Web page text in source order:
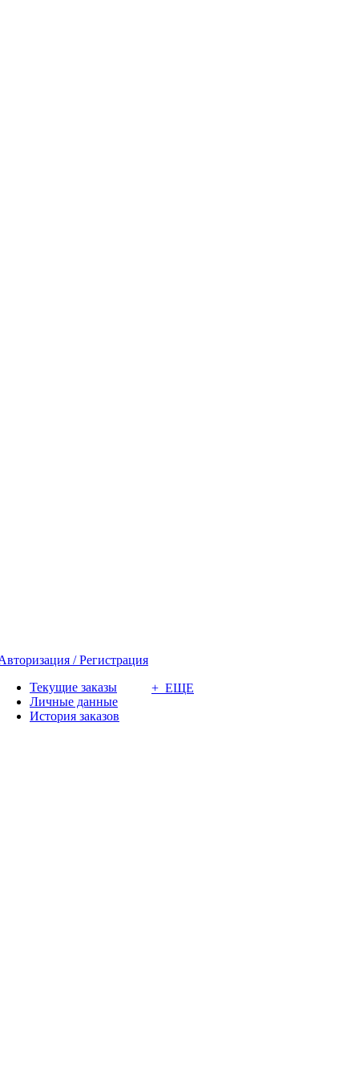
/ Регистрация
Текущие заказы
Личные данные
История заказов
+ ЕЩЕ